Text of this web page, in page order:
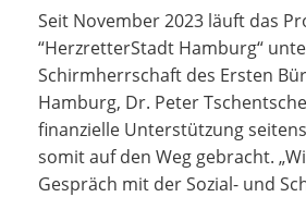
Seit November 2023 läuft das
“HerzretterStadt Hamburg“
Schirmherrschaft des Ersten
Hamburg, Dr. Peter
finanzielle Unterstützung
somit auf den Weg gebracht.
Gespräch mit der Sozial- und